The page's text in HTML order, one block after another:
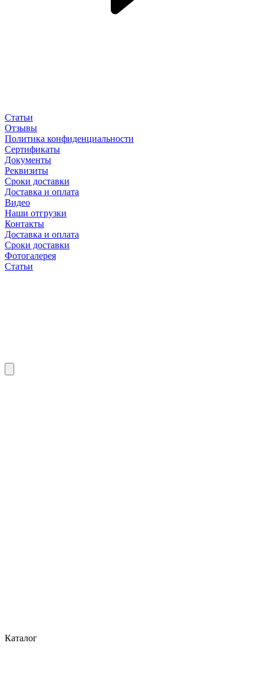
Статьи
Отзывы
Политика конфиденциальности
Сертификаты
Документы
Реквизиты
Сроки доставки
Доставка и оплата
Видео
Наши отгрузки
Контакты
Доставка и оплата
Сроки доставки
Фотогалерея
Статьи
Каталог